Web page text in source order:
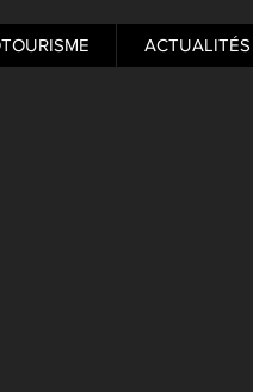
ACTUALITÉS